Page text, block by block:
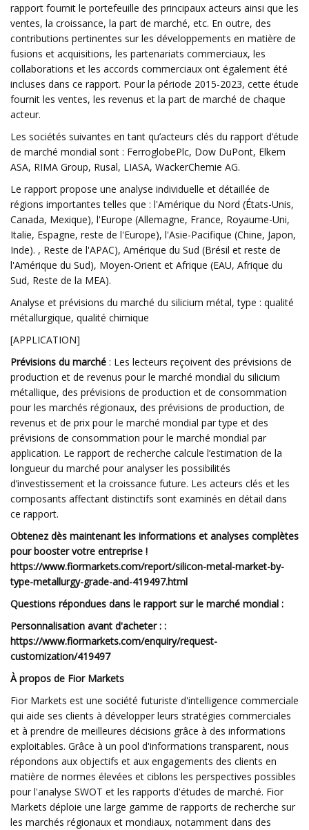
rapport fournit le portefeuille des principaux acteurs ainsi que les
ventes, la croissance, la part de marché, etc. En outre, des
contributions pertinentes sur les développements en matière de
fusions et acquisitions, les partenariats commerciaux, les
collaborations et les accords commerciaux ont également été
incluses dans ce rapport. Pour la période 2015-2023, cette étude
fournit les ventes, les revenus et la part de marché de chaque
acteur.
Les sociétés suivantes en tant qu’acteurs clés du rapport d’étude
de marché mondial sont : FerroglobePlc, Dow DuPont, Elkem
ASA, RIMA Group, Rusal, LIASA, WackerChemie AG.
Le rapport propose une analyse individuelle et détaillée de
régions importantes telles que : l'Amérique du Nord (États-Unis,
Canada, Mexique), l'Europe (Allemagne, France, Royaume-Uni,
Italie, Espagne, reste de l'Europe), l'Asie-Pacifique (Chine, Japon,
Inde). , Reste de l'APAC), Amérique du Sud (Brésil et reste de
l'Amérique du Sud), Moyen-Orient et Afrique (EAU, Afrique du
Sud, Reste de la MEA).
Analyse et prévisions du marché du silicium métal, type : qualité
métallurgique, qualité chimique
[APPLICATION]
Prévisions du marché : Les lecteurs reçoivent des prévisions de
production et de revenus pour le marché mondial du silicium
métallique, des prévisions de production et de consommation
pour les marchés régionaux, des prévisions de production, de
revenus et de prix pour le marché mondial par type et des
prévisions de consommation pour le marché mondial par
application. Le rapport de recherche calcule l’estimation de la
longueur du marché pour analyser les possibilités
d’investissement et la croissance future. Les acteurs clés et les
composants affectant distinctifs sont examinés en détail dans
ce rapport.
Obtenez dès maintenant les informations et analyses complètes
pour booster votre entreprise !
https://www.fiormarkets.com/report/silicon-metal-market-by-
type-metallurgy-grade-and-419497.html
Questions répondues dans le rapport sur le marché mondial :
Personnalisation avant d'acheter : :
https://www.fiormarkets.com/enquiry/request-
customization/419497
À propos de Fior Markets
Fior Markets est une société futuriste d'intelligence commerciale
qui aide ses clients à développer leurs stratégies commerciales
et à prendre de meilleures décisions grâce à des informations
exploitables. Grâce à un pool d'informations transparent, nous
répondons aux objectifs et aux engagements des clients en
matière de normes élevées et ciblons les perspectives possibles
pour l'analyse SWOT et les rapports d'études de marché. Fior
Markets déploie une large gamme de rapports de recherche sur
les marchés régionaux et mondiaux, notamment dans des